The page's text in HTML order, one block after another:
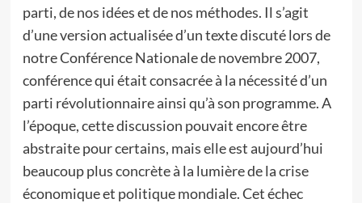
parti, de nos idées et de nos méthodes. Il s’agit
d’une version actualisée d’un texte discuté lors de
notre Conférence Nationale de novembre 2007,
conférence qui était consacrée à la nécessité d’un
parti révolutionnaire ainsi qu’à son programme. A
l’époque, cette discussion pouvait encore être
abstraite pour certains, mais elle est aujourd’hui
beaucoup plus concrète à la lumière de la crise
économique et politique mondiale. Cet échec